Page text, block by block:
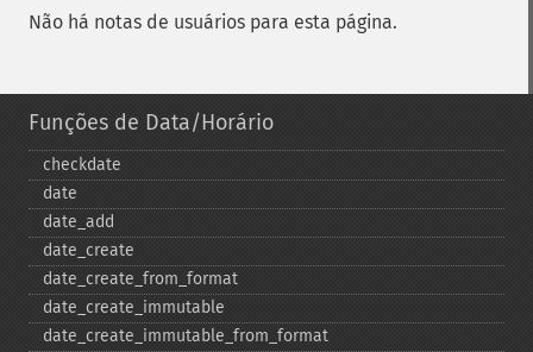
Não há notas de usuários para esta página.
Funções de Data/Horário
checkdate
date
date_​add
date_​create
date_​create_​from_​format
date_​create_​immutable
date_​create_​immutable_​from_​format